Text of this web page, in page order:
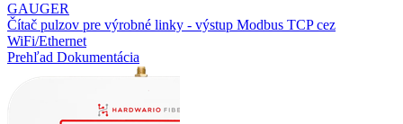
GAUGER
Čítač pulzov pre výrobné linky - výstup Modbus TCP cez
WiFi/Ethernet
Prehľad Dokumentácia